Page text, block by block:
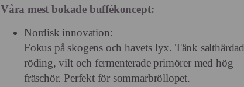
Våra mest bokade buffékoncept:
Nordisk innovation:
Fokus på skogens och havets lyx. Tänk salthärdad
röding, vilt och fermenterade primörer med hög
fräschör. Perfekt för sommarbröllopet.